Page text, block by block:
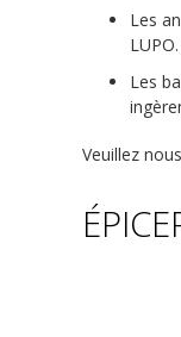
Les
LUPO.
Les
Veuillez